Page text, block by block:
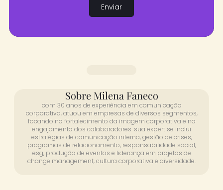
Enviar
Sobre Milena Faneco
com 30 anos de experiência em comunicação
corporativa, atuou em empresas de diversos segmentos,
focando no fortalecimento da imagem corporativa e no
engajamento dos colaboradores. sua expertise inclui
estratégias de comunicação interna, gestão de crises,
programas de relacionamento, responsabilidade social,
esg, produção de eventos e liderança em projetos de
change management, cultura corporativa e diversidade.